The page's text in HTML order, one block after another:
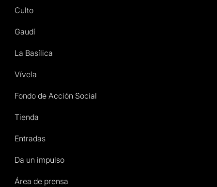
Culto
Gaudí
La Basílica
Vívela
Fondo de Acción Social
Tienda
Entradas
Da un impulso
Área de prensa